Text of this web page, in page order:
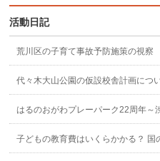
活動日記
荒川区の子育て事故予防施策の視察
代々木大山公園の仮設校舎計画につ
はるのおがわプレーパーク22周年～
子どもの教育費はいくらかかる？ 国